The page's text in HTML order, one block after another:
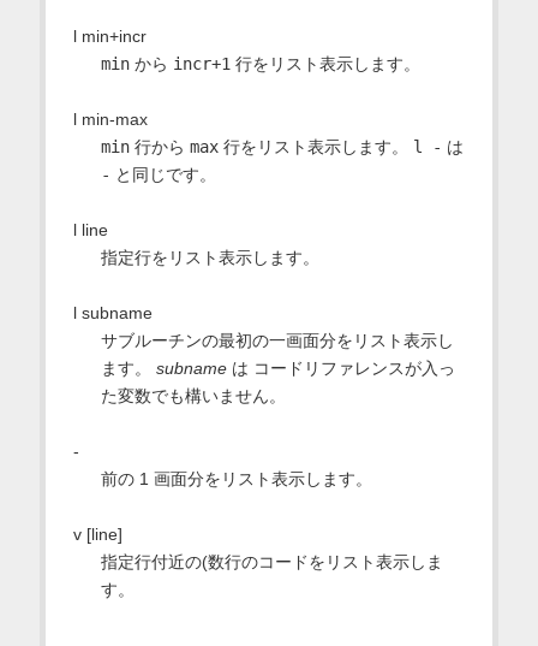
l min+incr
minから incr+1 行をリスト表示します。
l min-max
min行から max行をリスト表示します。 l - は
- と同じです。
l line
指定行をリスト表示します。
l subname
サブルーチンの最初の一画面分をリスト表示し
ます。 subnameは コードリファレンスが入っ
た変数でも構いません。
-
前の 1 画面分をリスト表示します。
v [line]
指定行付近の(数行のコードをリスト表示しま
す。